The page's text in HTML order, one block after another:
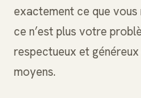
exactement ce que vous
ce n’est plus votre
respectueux et
moyens.